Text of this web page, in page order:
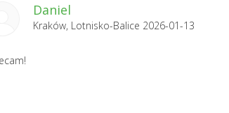
Daniel
Kraków, Lotnisko-Balice 2026-01-13